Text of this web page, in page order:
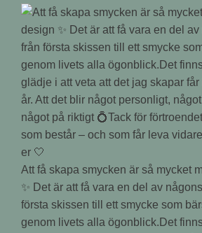
Att få skapa smycken är så mycket
✨ Det är att få vara en del av
första skissen till ett smycke som
genom livets alla ögonblick.Det